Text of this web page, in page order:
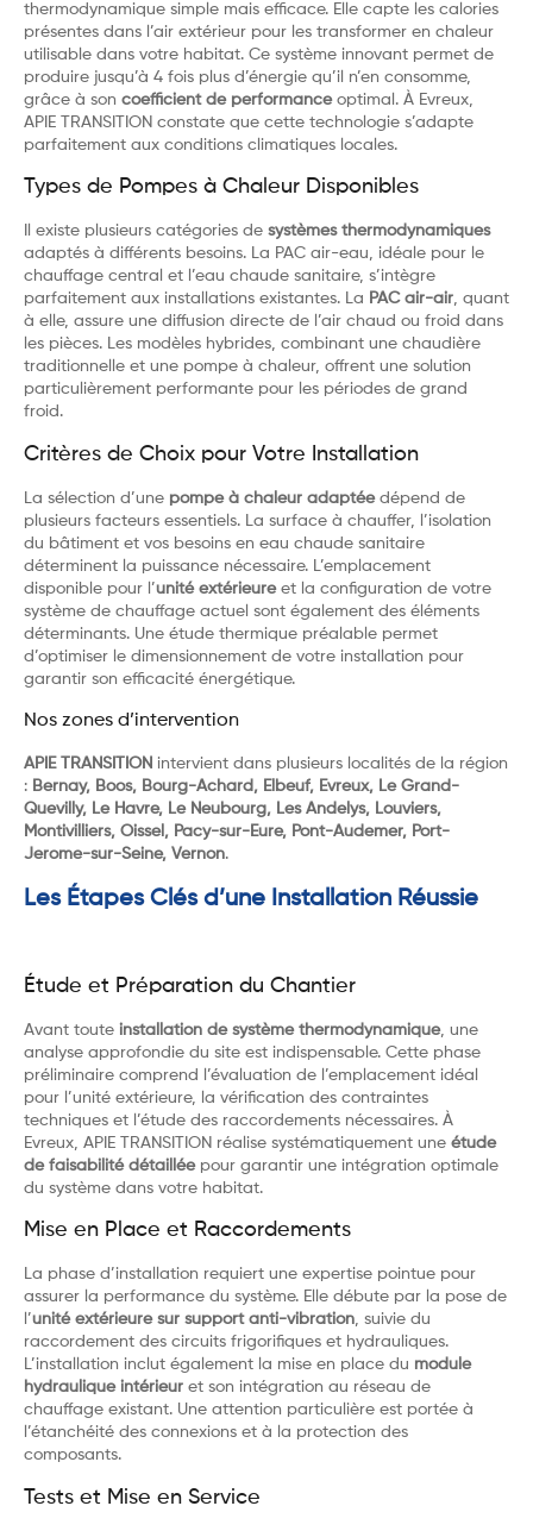
thermodynamique simple mais efficace. Elle capte les calories
présentes dans l’air extérieur pour les transformer en chaleur
utilisable dans votre habitat. Ce système innovant permet de
produire jusqu’à 4 fois plus d’énergie qu’il n’en consomme,
grâce à son coefficient de performanceoptimal. À Evreux,
APIE TRANSITION constate que cette technologie s’adapte
parfaitement aux conditions climatiques locales.
Types de Pompes à Chaleur Disponibles
Il existe plusieurs catégories de systèmes thermodynamiques
adaptés à différents besoins. La PAC air-eau, idéale pour le
chauffage central et l’eau chaude sanitaire, s’intègre
parfaitement aux installations existantes. La PAC air-air, quant
à elle, assure une diffusion directe de l’air chaud ou froid dans
les pièces. Les modèles hybrides, combinant une chaudière
traditionnelle et une pompe à chaleur, offrent une solution
particulièrement performante pour les périodes de grand
froid.
Critères de Choix pour Votre Installation
La sélection d’une pompe à chaleur adaptéedépend de
plusieurs facteurs essentiels. La surface à chauffer, l’isolation
du bâtiment et vos besoins en eau chaude sanitaire
déterminent la puissance nécessaire. L’emplacement
disponible pour l’unité extérieureet la configuration de votre
système de chauffage actuel sont également des éléments
déterminants. Une étude thermique préalable permet
d’optimiser le dimensionnement de votre installation pour
garantir son efficacité énergétique.
Nos zones d’intervention
APIE TRANSITION intervient dans plusieurs localités de la région
: Bernay, Boos, Bourg-Achard, Elbeuf, Evreux, Le Grand-
Quevilly, Le Havre, Le Neubourg, Les Andelys, Louviers,
Montivilliers, Oissel, Pacy-sur-Eure, Pont-Audemer, Port-
Jerome-sur-Seine, Vernon.
Les Étapes Clés d’une Installation Réussie
Étude et Préparation du Chantier
Avant toute installation de système thermodynamique, une
analyse approfondie du site est indispensable. Cette phase
préliminaire comprend l’évaluation de l’emplacement idéal
pour l’unité extérieure, la vérification des contraintes
techniques et l’étude des raccordements nécessaires. À
Evreux, APIE TRANSITION réalise systématiquement une étude
de faisabilité détailléepour garantir une intégration optimale
du système dans votre habitat.
Mise en Place et Raccordements
La phase d’installation requiert une expertise pointue pour
assurer la performance du système. Elle débute par la pose de
l’unité extérieure sur support anti-vibration, suivie du
raccordement des circuits frigorifiques et hydrauliques.
L’installation inclut également la mise en place du module
hydraulique intérieur et son intégration au réseau de
chauffage existant. Une attention particulière est portée à
l’étanchéité des connexions et à la protection des
composants.
Tests et Mise en Service